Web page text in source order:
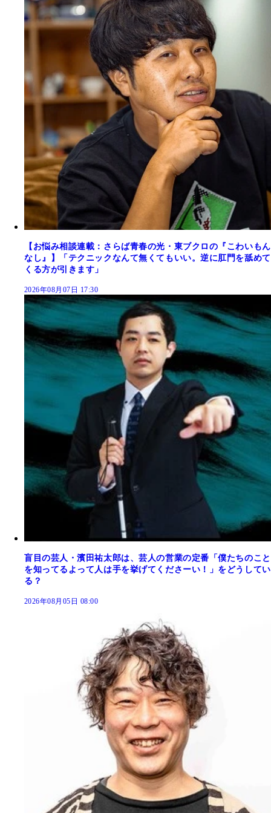
【お悩み相談連載：さらば青春の光・東ブクロの『こわいもん
なし』】「テクニックなんて無くてもいい。逆に肛門を舐めて
くる方が引きます」
2026年08月07日 17:30
盲目の芸人・濱田祐太郎は、芸人の営業の定番「僕たちのこと
を知ってるよって人は手を挙げてくださーい！」をどうしてい
る？
2026年08月05日 08:00